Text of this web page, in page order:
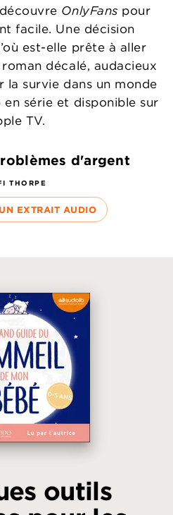
OnlyFans pour
facile. Une décision
est-elle prête à aller
décalé, audacieux
la survie dans un monde
série et disponible sur
TV.
d'argent
THORPE
EXTRAIT AUDIO
outils